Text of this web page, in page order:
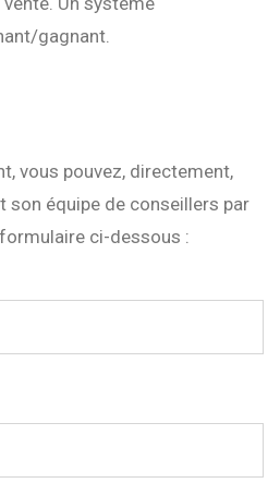
gagnant.
vous pouvez, directement,
son équipe de conseillers par
ci-dessous :